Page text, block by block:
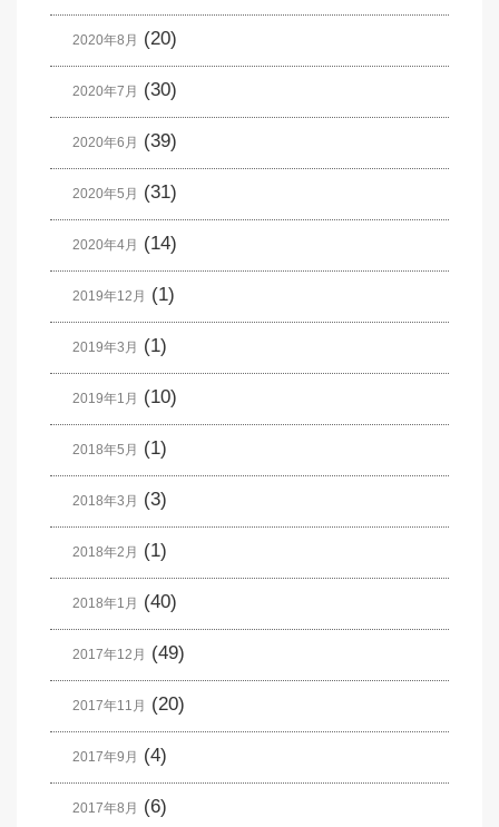
2020年8月 (20)
2020年7月 (30)
2020年6月 (39)
2020年5月 (31)
2020年4月 (14)
2019年12月 (1)
2019年3月 (1)
2019年1月 (10)
2018年5月 (1)
2018年3月 (3)
2018年2月 (1)
2018年1月 (40)
2017年12月 (49)
2017年11月 (20)
2017年9月 (4)
2017年8月 (6)